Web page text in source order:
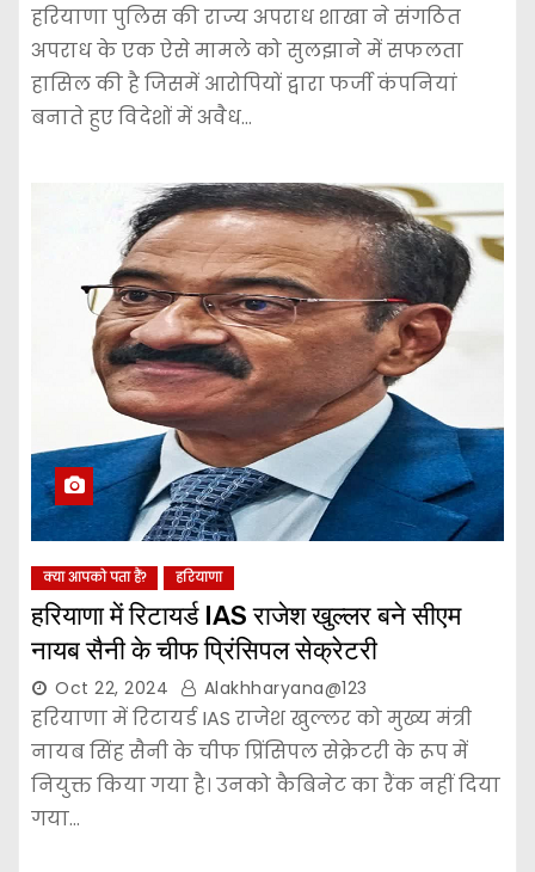
हरियाणा पुलिस की राज्य अपराध शाखा ने संगठित
अपराध के एक ऐसे मामले को सुलझाने में सफलता
हासिल की है जिसमें आरोपियों द्वारा फर्जी कंपनियां
बनाते हुए विदेशों में अवैध…
क्या आपको पता हैं? हरियाणा
हरियाणा में रिटायर्ड IAS राजेश खुल्लर बने सीएम
नायब सैनी के चीफ प्रिंसिपल सेक्रेटरी
Oct 22, 2024 Alakhharyana@123
हरियाणा में रिटायर्ड IAS राजेश खुल्लर को मुख्य मंत्री
नायब सिंह सैनी के चीफ प्रिंसिपल सेक्रेटरी के रूप में
नियुक्त किया गया है। उनको कैबिनेट का रैंक नहीं दिया
गया…